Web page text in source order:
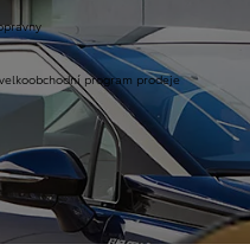
program prodeje